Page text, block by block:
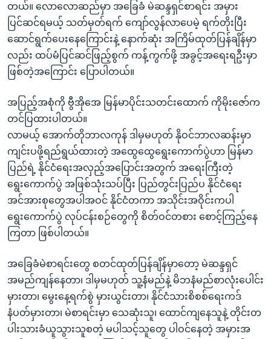
သို့
ကျော်
ရန်
တယ်။ လောလောဆည်မှာ အခြေခံ မဲဆန္ဒရှင်စာရင်း အမှား
ပြင်ဆင်ရမယ့် သတ်မှတ်ရက် ကျော်လွန်လာပေမဲ့ ရက်တိုးပြီး
ဆောင်ရွက်ပေးနေကြောင်းနဲ့ နောက်ဆုံး အကြိမ်ထုတ်ပြန်ချိန်မှာ
လည်း ထပ်မံပြင်ဆင်ဖြည့်စွက် ကန့်ကွက်ဖို့ အခွင့်အရေးရဦးမှာ
ဖြစ်တဲ့အကြောင်း ပြောပါတယ်။
အပြည့်အစုံကို ဗွီအိုအေ မြန်မာပိုင်းသတင်းထောက် ကိုမိုးဇော်က
တင်ပြထားပါတယ်။
လာမယ့် အောက်တိုဘာလကုန် ဒါမှမဟုတ် နိုဝင်ဘာလဆန်းမှာ
ကျင်းပဖို့ရည်ရွယ်ထားတဲ့ အထွေထွေရွေးကောက်ပွဲဟာ မြန်မာ
ပြည်ရဲ့ နိုင်ငံရေးအလှည့်အပြောင်းအတွက် အရေးကြီးတဲ့
ရွေးကောက်ပွဲ အဖြစ်သုံးသပ်ပြီး ပြည်တွင်းပြည်ပ နိုင်ငံရေး
အင်အားစုတွေအပါအဝင် နိုင်ငံတကာ အသိုင်းအဝိုင်းကပါ
ရွေးကောက်ပွဲ လုပ်ငန်းစဉ်တွေကို စိတ်ဝင်တစား စောင့်ကြည့်နေ
ကြတာ ဖြစ်ပါတယ်။
အခြေခံမဲစာရင်းတွေ စတင်ထုတ်ပြန်ချိန်မှာတော့ မဲဆန္ဒရှင်
အမည်ကျန်နေတာ၊ ဒါမှမဟုတ် သူ့နံမည်နဲ့ မိဘနံမည်စာလုံးပေါင်း
မှားတာ၊ မွေးနေ့ရက်စွဲ မှားယွင်းတာ၊ နိုင်ငံသားစိစစ်ရေးကဒ်
နံပတ်မှားတာ၊ မဲစာရင်းမှာ သေဆုံးသူ၊ ထောင်ကျနေသူနဲ့ တိုင်းတ
ပါးသားခံယူသွားသူစတဲ့ မပါသင့်သူတွေ ပါဝင်နေတဲ့ အမှားအ